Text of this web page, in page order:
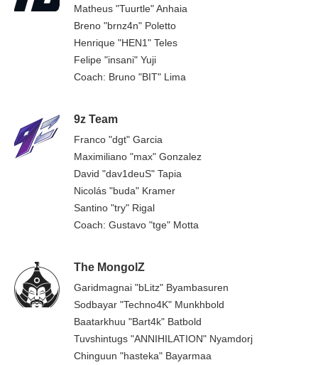
Matheus "Tuurtle" Anhaia
Breno "brnz4n" Poletto
Henrique "HEN1" Teles
Felipe "insani" Yuji
Coach: Bruno "BIT" Lima
9z Team
Franco "dgt" Garcia
Maximiliano "max" Gonzalez
David "dav1deuS" Tapia
Nicolás "buda" Kramer
Santino "try" Rigal
Coach: Gustavo "tge" Motta
The MongolZ
Garidmagnai "bLitz" Byambasuren
Sodbayar "Techno4K" Munkhbold
Baatarkhuu "Bart4k" Batbold
Tuvshintugs "ANNIHILATION" Nyamdorj
Chinguun "hasteka" Bayarmaa